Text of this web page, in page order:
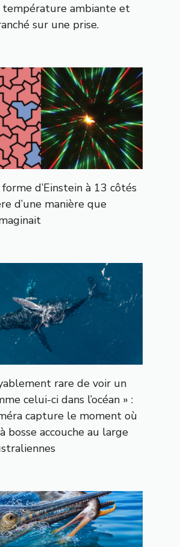
température ambiante et
sur une prise.
d’Einstein à 13 côtés
d’une manière que
rare de voir un
celui-ci dans l’océan » :
capture le moment où
bosse accouche au large